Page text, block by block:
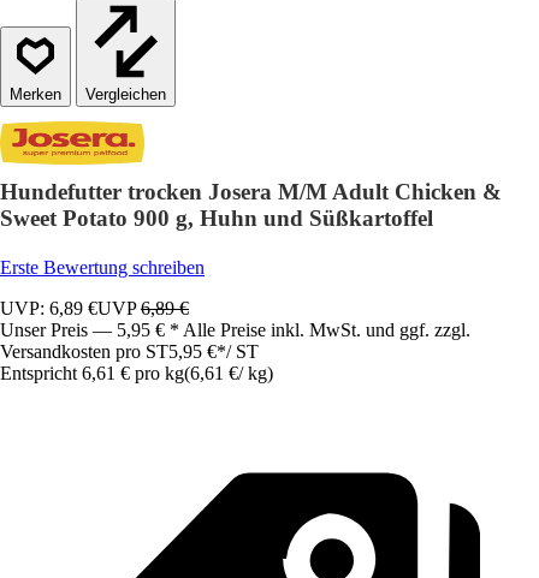
Vergleichen
Hundefutter trocken Josera M/M Adult Chicken &
Sweet Potato 900 g, Huhn und Süßkartoffel
Erste Bewertung schreiben
UVP: 6,89 €UVP6,89 €
Unser Preis — 5,95 € * Alle Preise inkl. MwSt. und ggf. zzgl.
Versandkosten pro ST5,95 €*/ ST
Entspricht 6,61 € pro kg(6,61 €/ kg)